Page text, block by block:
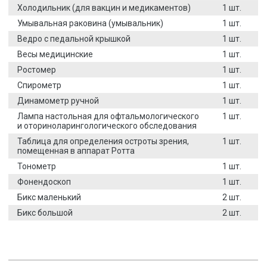
Холодильник (для вакцин и медикаментов)
1 шт.
Умывальная раковина (умывальник)
1 шт.
Ведро с педальной крышкой
1 шт.
Весы медицинские
1 шт.
Ростомер
1 шт.
Спирометр
1 шт.
Динамометр ручной
1 шт.
Лампа настольная для офтальмологического
и оториноларингологического обследования
1 шт.
Таблица для определения остроты зрения,
помещенная в аппарат Ротта
1 шт.
Тонометр
1 шт.
Фонендоскоп
1 шт.
Бикс маленький
2 шт.
Бикс большой
2 шт.